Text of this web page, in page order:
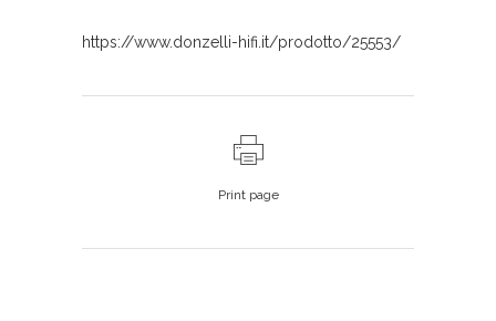
https://www.donzelli-hifi.it/prodotto/25553/
Print page